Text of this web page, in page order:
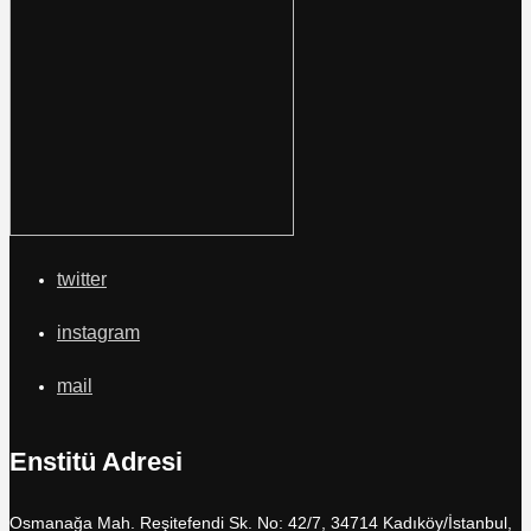
twitter
instagram
mail
Enstitü Adresi
Osmanağa Mah. Reşitefendi Sk. No: 42/7, 34714 Kadıköy/İstanbul,